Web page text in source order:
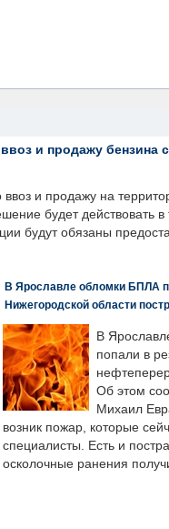
и продажу бензина
и продажу на
будет действовать
будут обязаны
В Ярославле обломки БПЛА
Нижегородской области
В
попали в
Об этом
Михаил
возник пожар, которые
специалисты. Есть и
осколочные ранения